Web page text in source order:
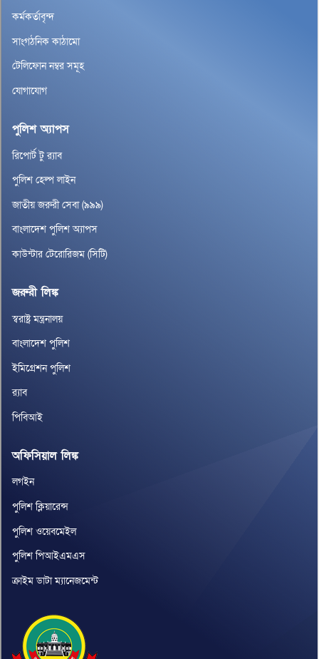
কর্মকর্তাবৃন্দ
সাংগঠনিক কাঠামো
টেলিফোন নম্বর সমূহ
যোগাযোগ
পুলিশ অ্যাপস
রিপোর্ট টু র‌্যাব
পুলিশ হেল্প লাইন
জাতীয় জরুরী সেবা (৯৯৯)
বাংলাদেশ পুলিশ অ্যাপস
কাউন্টার টেরোরিজম (সিটি)
জরুরী লিঙ্ক
স্বরাষ্ট্র মন্ত্রনালয়
বাংলাদেশ পুলিশ
ইমিগ্রেশন পুলিশ
র‌্যাব
পিবিআই
অফিসিয়াল লিঙ্ক
লগইন
পুলিশ ক্লিয়ারেন্স
পুলিশ ওয়েবমেইল
পুলিশ পিআইএমএস
ক্রাইম ডাটা ম্যানেজমেন্ট